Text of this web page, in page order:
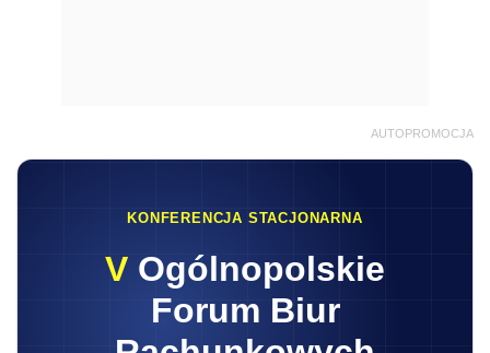
AUTOPROMOCJA
KONFERENCJA STACJONARNA
V Ogólnopolskie
Forum Biur